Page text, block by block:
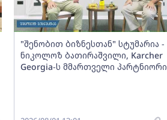
"შენობით ბიზნესთან" სტუმარია -
ნიკოლოზ ბათირაშვილი, Karcher
Georgia-ს მმართველი პარტნიორი